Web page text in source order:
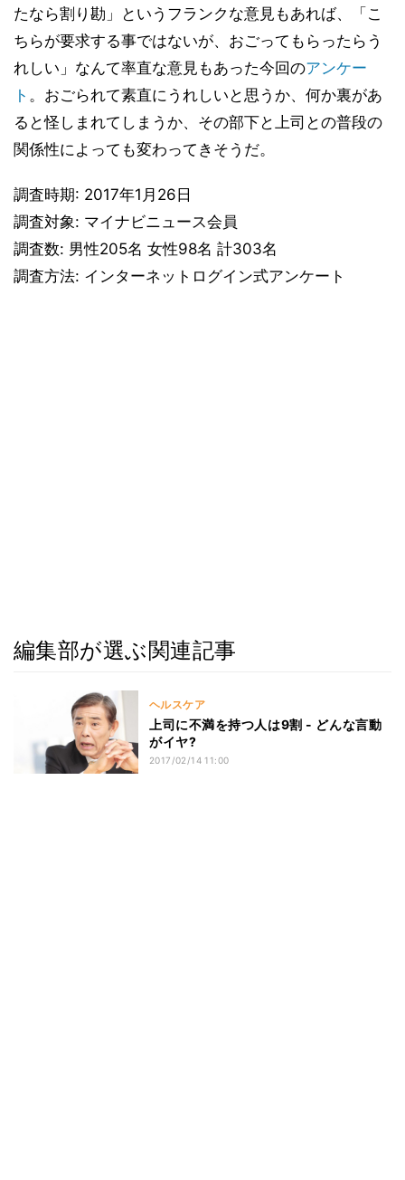
たなら割り勘」というフランクな意見もあれば、「こ
ちらが要求する事ではないが、おごってもらったらう
れしい」なんて率直な意見もあった今回のアンケー
ト 。おごられて素直にうれしいと思うか、何か裏があ
ると怪しまれてしまうか、その部下と上司との普段の
関係性によっても変わってきそうだ。
調査時期: 2017年1月26日
調査対象: マイナビニュース会員
調査数: 男性205名 女性98名 計303名
調査方法: インターネットログイン式アンケート
編集部が選ぶ関連記事
ヘルスケア
上司に不満を持つ人は9割 - どんな言動
がイヤ?
2017/02/14 11:00